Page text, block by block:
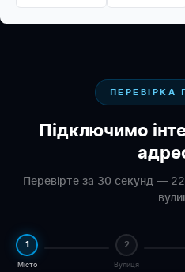
ПЕРЕВІРКА
Підключимо
Перевірте за 30 секунд —
1
Місто
2
Вулиця